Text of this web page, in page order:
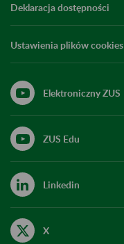
Deklaracja dostępności
Ustawienia plików cookies
Elektroniczny ZUS
ZUS Edu
Linkedin
X